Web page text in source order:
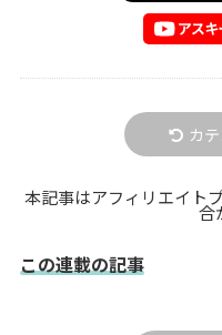
カ
本記事はアフィリエイト
合
この連載の記事